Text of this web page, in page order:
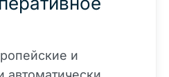
и